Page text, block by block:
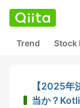
Trend Stock
【2025年
当か？